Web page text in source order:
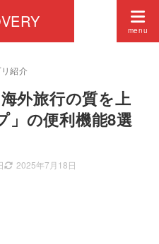
紹介
外旅行の質を上
」の便利機能8選
2025年7月18日